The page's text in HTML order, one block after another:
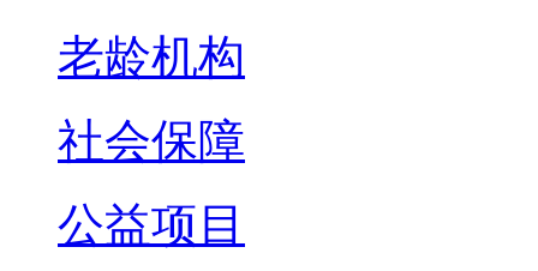
老龄机构
社会保障
公益项目